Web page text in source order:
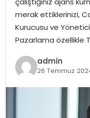
TEKNOLOJI
merak ettiklerinizi,
Kurucusu ve
Pazarlama özellikle
admin
26 Temmuz